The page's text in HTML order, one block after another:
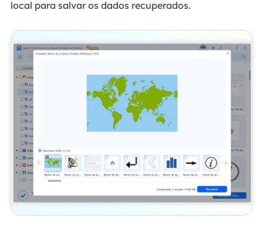
local para salvar os dados recuperados.